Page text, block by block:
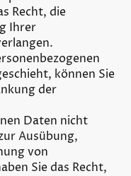
Recht, die
Ihrer
können Sie
der
Daten nicht
Ausübung,
von
Sie das Recht,